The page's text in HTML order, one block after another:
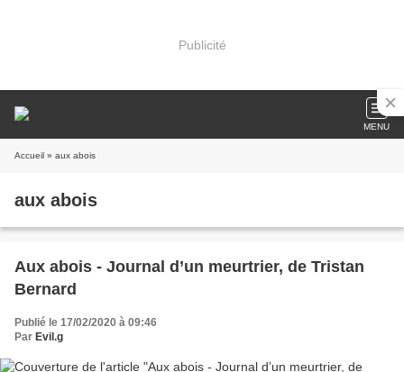
Publicité
MENU
Accueil » aux abois
aux abois
Aux abois - Journal d’un meurtrier, de Tristan
Bernard
Publié le 17/02/2020 à 09:46
Par Evil.g